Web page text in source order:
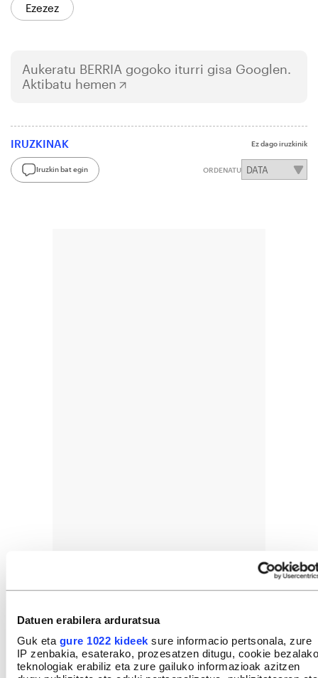
Datuen erabilera arduratsua
Guk eta gure 1022 kideek sure informacio pertsonala, zure
IP zenbakia, esaterako, prozesatzen ditugu, cookie bezalako
teknologiak erabiliz eta zure gailuko informazioak azitzen
Ezezez
Aukeratu BERRIA gogoko iturri gisa Googlen.
Aktibatu hemen
IRUZKINAK Ez dago iruzkinik
Iruzkin bat egin ORDENATU